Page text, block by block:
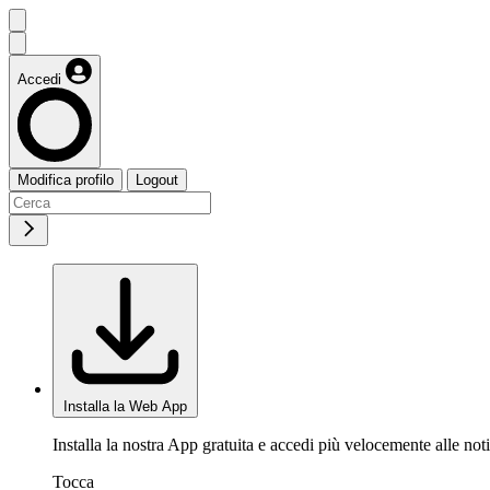
Accedi
Modifica profilo Logout
Installa la Web App
Installa la nostra App gratuita e accedi più velocemente alle
Tocca